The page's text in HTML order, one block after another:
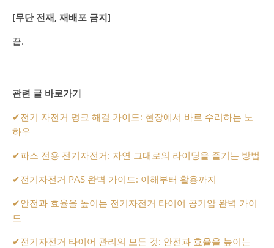
[무단 전재, 재배포 금지]
끝.
관련 글 바로가기
✔전기 자전거 펑크 해결 가이드: 현장에서 바로 수리하는 노
하우
✔파스 전용 전기자전거: 자연 그대로의 라이딩을 즐기는 방법
✔전기자전거 PAS 완벽 가이드: 이해부터 활용까지
✔안전과 효율을 높이는 전기자전거 타이어 공기압 완벽 가이
드
✔전기자전거 타이어 관리의 모든 것: 안전과 효율을 높이는